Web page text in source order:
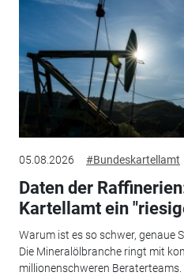
05.08.2026 #Bundeskartellamt
Daten der
Kartellamt ein
Warum ist es so schwer, genaue
Die Mineralölbranche ringt mit
millionenschweren Beraterteams.